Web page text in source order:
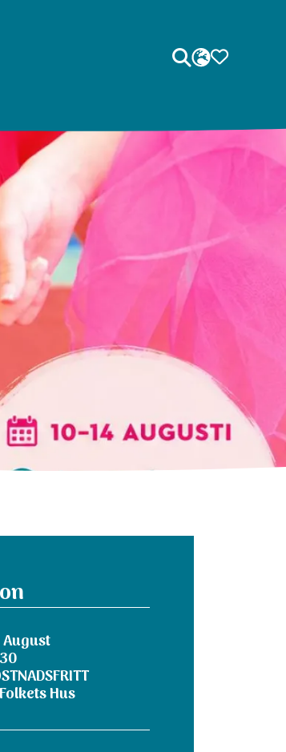
Sök
SPRÅK
Hus